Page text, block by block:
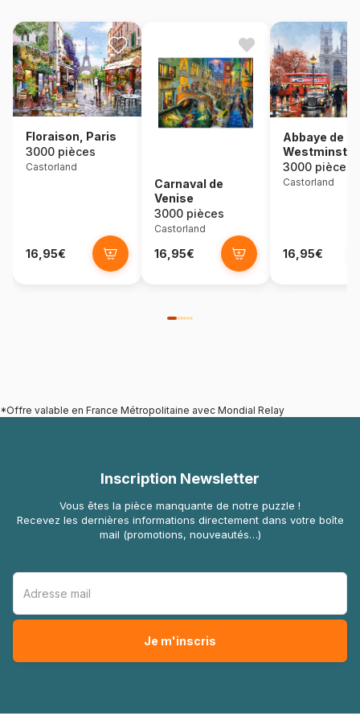
Floraison, Paris
3000 pièces
Castorland
16,95€
Carnaval de
Venise
3000 pièces
Castorland
16,95€
Abbaye de
Westminster
3000 pièces
Castorland
16,95€
*Offre valable en France Métropolitaine avec Mondial Relay
Inscription Newsletter
Vous êtes la pièce manquante de notre puzzle !
Recevez les dernières informations directement dans votre boîte
mail (promotions, nouveautés…)